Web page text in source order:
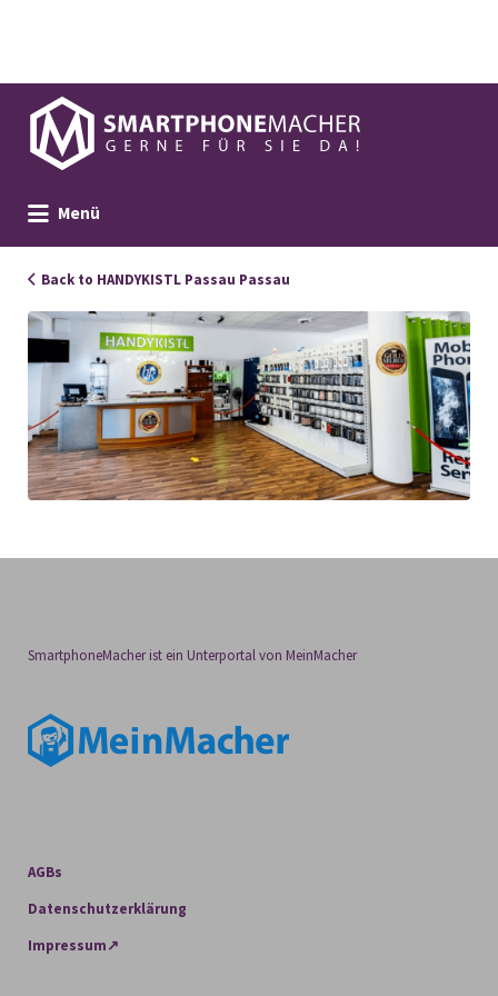
Suchen
nach:
Menü
109925_Handykistl_Portrait
Back to HANDYKISTL Passau Passau
SmartphoneMacher ist ein Unterportal von MeinMacher
AGBs
Datenschutzerklärung
Impressum↗